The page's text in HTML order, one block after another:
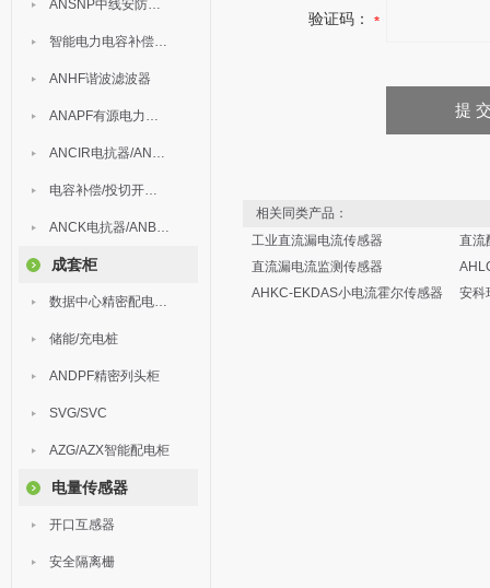
ANSNP中线安防保护器
智能电力电容补偿装置
ANHF谐波滤波器
ANAPF有源电力滤波器
ANCIR电抗器/ANHPD300谐波保护器
电容补偿/投切开关/ARC
ANCK电抗器/ANBSMJ自愈式低压并联电容器
成套柜
数据中心精密配电监控装置
储能/充电桩
ANDPF精密列头柜
SVG/SVC
AZG/AZX智能配电柜
电量传感器
开口互感器
安全隔离栅
验证码：
相关同类产品：
工业直流漏电流传感器
直流
直流漏电流监测传感器
AHKC-EKDAS小电流霍尔传感器
安科